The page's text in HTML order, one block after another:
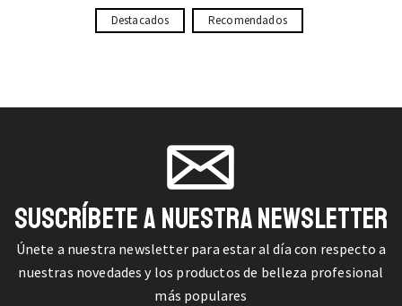
Destacados Recomendados
SUSCRÍBETE A NUESTRA NEWSLETTER
Únete a nuestra newsletter para estar al día con respecto a
nuestras novedades y los productos de belleza profesional
más populares